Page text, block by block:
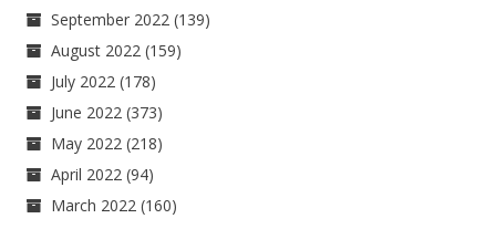
September 2022 (139)
August 2022 (159)
July 2022 (178)
June 2022 (373)
May 2022 (218)
April 2022 (94)
March 2022 (160)